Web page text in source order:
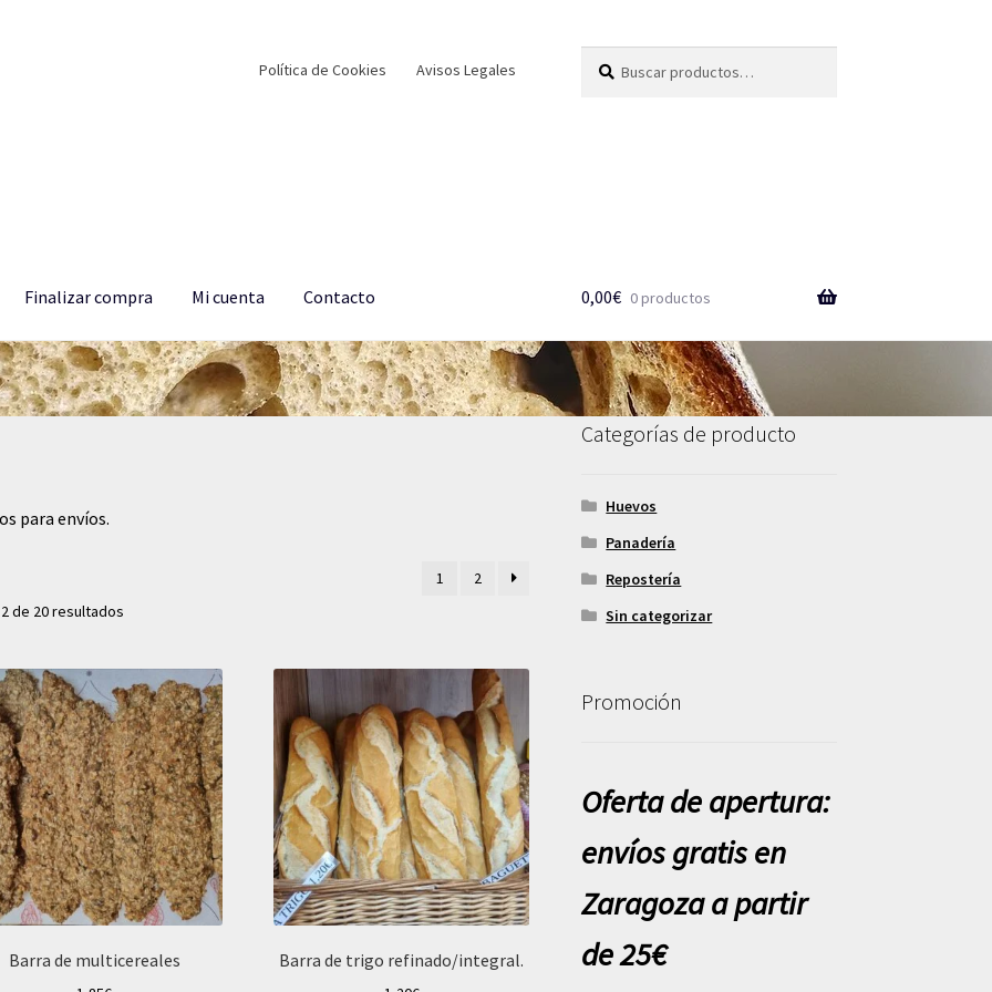
Política de Cookies Avisos Legales
por:
Finalizar compra Mi cuenta Contacto 0,00€ 0 productos
para envíos.
de 20 resultados
1 2
Barra de multicereales Barra de trigo refinado/integral.
Categorías de producto
Huevos
Panadería
Repostería
Sin categorizar
Promoción
Oferta de apertura:
envíos gratis en
Zaragoza a partir
de 25€